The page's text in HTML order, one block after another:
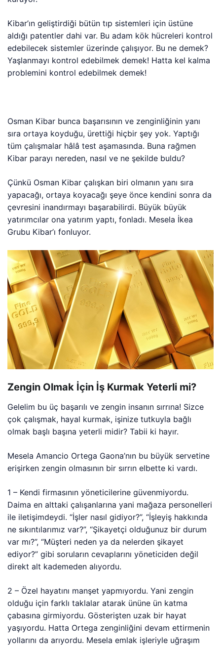
Kibar’ın geliştirdiği bütün tıp sistemleri için üstüne
aldığı patentler dahi var. Bu adam kök hücreleri kontrol
edebilecek sistemler üzerinde çalışıyor. Bu ne demek?
Yaşlanmayı kontrol edebilmek demek! Hatta kel kalma
problemini kontrol edebilmek demek!
Osman Kibar bunca başarısının ve zenginliğinin yanı
sıra ortaya koyduğu, ürettiği hiçbir şey yok. Yaptığı
tüm çalışmalar hâlâ test aşamasında. Buna rağmen
Kibar parayı nereden, nasıl ve ne şekilde buldu?
Çünkü Osman Kibar çalışkan biri olmanın yanı sıra
yapacağı, ortaya koyacağı şeye önce kendini sonra da
çevresini inandırmayı başarabilirdi. Büyük büyük
yatırımcılar ona yatırım yaptı, fonladı. Mesela İkea
Grubu Kibar’ı fonluyor.
Zengin Olmak İçin İş Kurmak Yeterli mi?
Gelelim bu üç başarılı ve zengin insanın sırrına! Sizce
çok çalışmak, hayal kurmak, işinize tutkuyla bağlı
olmak başlı başına yeterli midir? Tabii ki hayır.
Mesela Amancio Ortega Gaona’nın bu büyük servetine
erişirken zengin olmasının bir sırrın elbette ki vardı.
1 – Kendi firmasının yöneticilerine güvenmiyordu.
Daima en alttaki çalışanlarına yani mağaza personelleri
ile iletişimdeydi. “İşler nasıl gidiyor?”, “İşleyiş hakkında
ne sıkıntılarımız var?”, “Şikayetçi olduğunuz bir durum
var mı?”, “Müşteri neden ya da nelerden şikayet
ediyor?” gibi soruların cevaplarını yöneticiden değil
direkt alt kademeden alıyordu.
2 – Özel hayatını manşet yapmıyordu. Yani zengin
olduğu için farklı taklalar atarak ününe ün katma
çabasına girmiyordu. Gösterişten uzak bir hayat
yaşıyordu. Hatta Ortega zenginliğini devam ettirmenin
yollarını da arıyordu. Mesela emlak işleriyle uğraşım